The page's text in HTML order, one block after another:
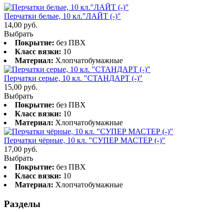
Перчатки белые, 10 кл."ЛАЙТ (-)"
14,00 руб.
Выбрать
Покрытие: без ПВХ
Класс вязки: 10
Материал: Хлопчатобумажные
Перчатки серые, 10 кл. "СТАНДАРТ (-)"
15,00 руб.
Выбрать
Покрытие: без ПВХ
Класс вязки: 10
Материал: Хлопчатобумажные
Перчатки чёрные, 10 кл. "СУПЕР МАСТЕР (-)"
17,00 руб.
Выбрать
Покрытие: без ПВХ
Класс вязки: 10
Материал: Хлопчатобумажные
Разделы